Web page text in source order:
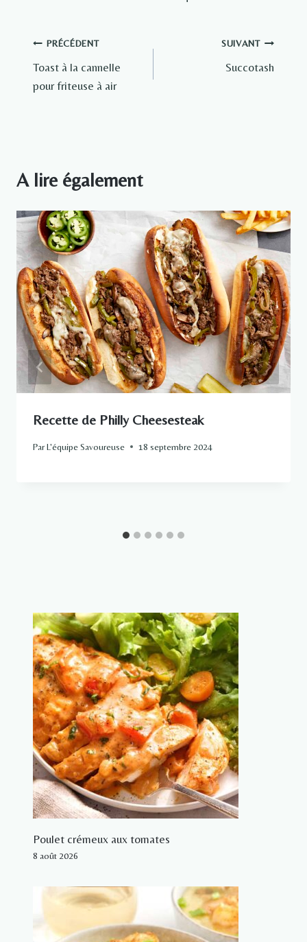
Navigation
de
PRÉCÉDENT
Toast à la cannelle
pour friteuse à air
SUIVANT
Succotash
A lire également
Recette de Philly Cheesesteak
ParL'équipe Savoureuse 18 septembre 2024
Poulet crémeux aux tomates
8 août 2026